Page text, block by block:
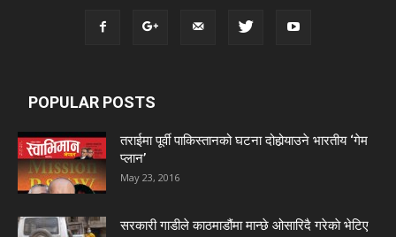
POPULAR POSTS
तराईमा पूर्वी पाकिस्तानको घटना दोहोर्‍याउने भारतीय ‘गेम
प्लान’
May 23, 2016
सरकारी गाडीले काठमाडौंमा मान्छे ओसारिदै गरेकाे भेटिए